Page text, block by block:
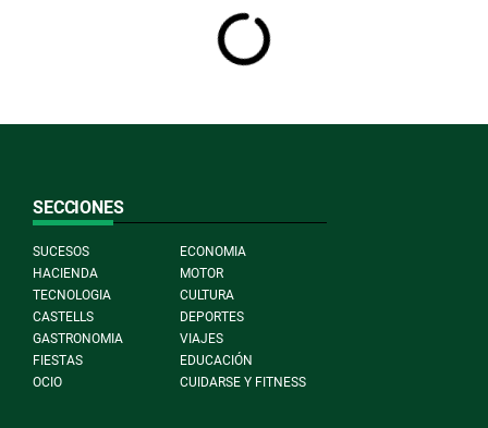
SECCIONES
SUCESOS
ECONOMIA
HACIENDA
MOTOR
TECNOLOGIA
CULTURA
CASTELLS
DEPORTES
GASTRONOMIA
VIAJES
FIESTAS
EDUCACIÓN
OCIO
CUIDARSE Y FITNESS